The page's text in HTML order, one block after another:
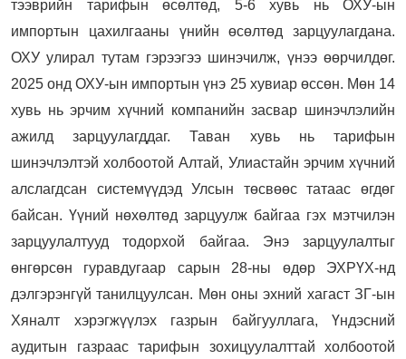
тээврийн тарифын өсөлтөд, 5-6 хувь нь ОХУ-ын
импортын цахилгааны үнийн өсөлтөд зарцуулагдана.
ОХУ улирал тутам гэрээгээ шинэчилж, үнээ өөрчилдөг.
2025 онд ОХУ-ын импортын үнэ 25 хувиар өссөн. Мөн 14
хувь нь эрчим хүчний компанийн засвар шинэчлэлийн
ажилд зарцуулагддаг. Таван хувь нь тарифын
шинэчлэлтэй холбоотой Алтай, Улиастайн эрчим хүчний
алслагдсан системүүдэд Улсын төсвөөс татаас өгдөг
байсан. Үүний нөхөлтөд зарцуулж байгаа гэх мэтчилэн
зарцуулалтууд тодорхой байгаа. Энэ зарцуулалтыг
өнгөрсөн гуравдугаар сарын 28-ны өдөр ЭХРҮХ-нд
дэлгэрэнгүй танилцуулсан. Мөн оны эхний хагаст ЗГ-ын
Хяналт хэрэгжүүлэх газрын байгууллага, Үндэсний
аудитын газраас тарифын зохицуулалттай холбоотой